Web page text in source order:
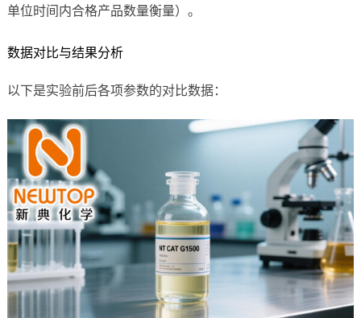
单位时间内合格产品数量衡量）。
数据对比与结果分析
以下是实验前后各项参数的对比数据：